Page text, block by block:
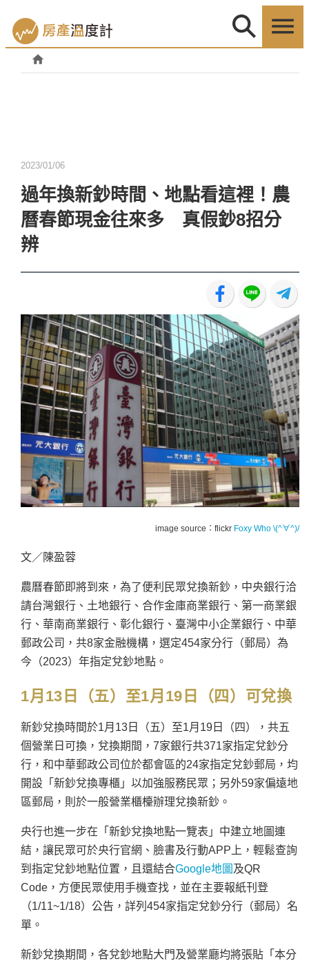
2023/01/06
過年換新鈔時間、地點看這裡！農
曆春節現金往來多 真假鈔8招分
辨
image source：flickr Foxy Who \(^∀^)/
文／陳盈蓉
農曆春節即將到來，為了便利民眾兌換新鈔，中央銀行洽
請台灣銀行、土地銀行、合作金庫商業銀行、第一商業銀
行、華南商業銀行、彰化銀行、臺灣中小企業銀行、中華
郵政公司，共8家金融機構，選定454家分行（郵局）為
今（2023）年指定兌鈔地點。
1月13日（五）至1月19日（四）可兌換
新鈔兌換時間於1月13日（五）至1月19日（四），共五
個營業日可換，兌換期間，7家銀行共371家指定兌鈔分
行，和中華郵政公司位於都會區的24家指定兌鈔郵局，均
開設「新鈔兌換專櫃」以加強服務民眾；另外59家偏遠地
區郵局，則於一般營業櫃檯辦理兌換新鈔。
央行也進一步在「新鈔兌換地點一覽表」中建立地圖連
結，讓民眾可於央行官網、臉書及行動APP上，輕鬆查詢
到指定兌鈔地點位置，且還結合Google地圖 及QR
Code，方便民眾使用手機查找，並在主要報紙刊登
（1/11~1/18）公告，詳列454家指定兌鈔分行（郵局）名
單。
新鈔兌換期間，各兌鈔地點大門及營業廳均將張貼「本分